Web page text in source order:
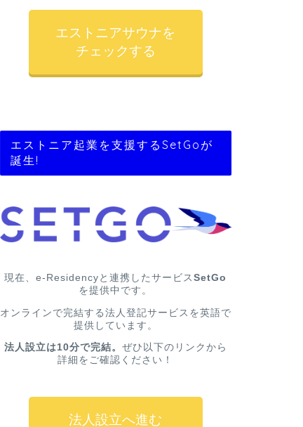
エストニアサウナを
チェックする
エストニア起業を支援するSetGoが
誕生!
現在、e-Residencyと連携したサービスSetGo
を提供中です。
オンラインで完結する法人登記サービスを英語で
提供しています。
法人設立は10分で完結。 ぜひ以下のリンクから
詳細をご確認ください！
法人設立へ進む